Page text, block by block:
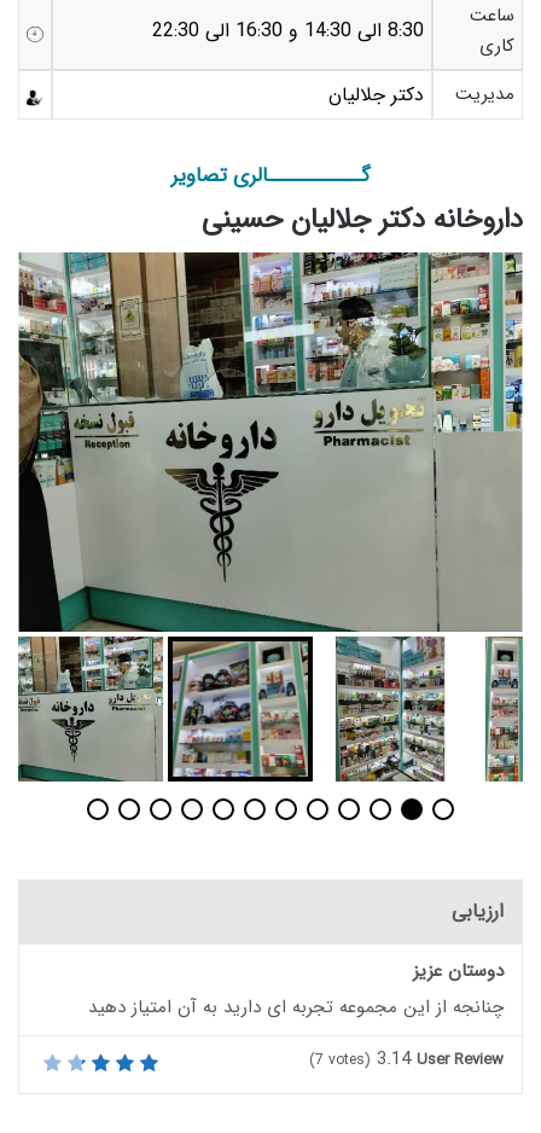
ساعت
کاری
8:30 الی 14:30 و 16:30 الی 22:30
مدیریت دکتر جلالیان
گـــــــــــالری تصاویر
داروخانه دکتر جلالیان حسینی
ارزیابی
دوستان عزیز
چنانجه از این مجموعه تجربه ای دارید به آن امتیاز دهید
User Review
3.14
(7 votes)